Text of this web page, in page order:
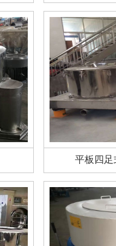
平板四足